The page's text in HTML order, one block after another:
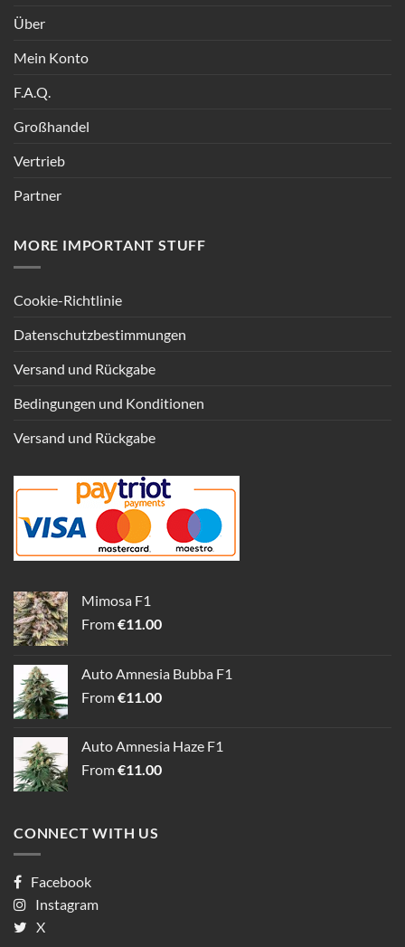
Über
Mein Konto
F.A.Q.
Großhandel
Vertrieb
Partner
MORE IMPORTANT STUFF
Cookie-Richtlinie
Datenschutzbestimmungen
Versand und Rückgabe
Bedingungen und Konditionen
Versand und Rückgabe
Mimosa F1
From€11.00
Auto Amnesia Bubba F1
From€11.00
Auto Amnesia Haze F1
From€11.00
CONNECT WITH US
Facebook
Instagram
X